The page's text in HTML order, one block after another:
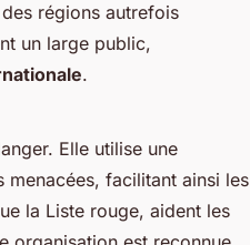
régions autrefois
un large public,
.
Elle utilise une
facilitant ainsi les
la Liste rouge, aident les